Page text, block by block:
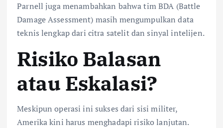
Parnell juga menambahkan bahwa tim BDA (Battle
Damage Assessment) masih mengumpulkan data
teknis lengkap dari citra satelit dan sinyal intelijen.
Risiko Balasan
atau Eskalasi?
Meskipun operasi ini sukses dari sisi militer,
Amerika kini harus menghadapi risiko lanjutan.